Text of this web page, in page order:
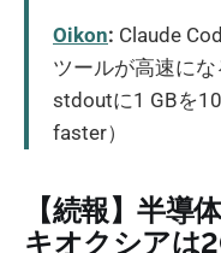
Oikon: Claude
ツールが高速に
stdoutに1 GBを
faster）
【続報】半導
キオクシアは